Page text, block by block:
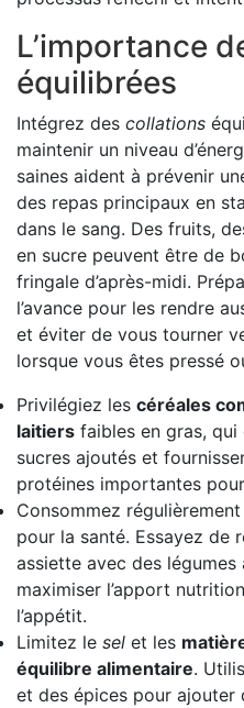
L’importance
équilibrées
Intégrez des collations
maintenir un niveau
saines aident à prévenir
des repas principaux en
dans le sang. Des fruits,
en sucre peuvent être de
fringale d’après-midi.
l’avance pour les rendre
et éviter de vous tourner
lorsque vous êtes pressé
Privilégiez les céréales
laitiers faibles en gras,
sucres ajoutés et
protéines importantes
Consommez
pour la santé. Essayez de
assiette avec des
maximiser l’apport
l’appétit.
Limitez le sel et les
équilibre alimentaire.
et des épices pour ajouter